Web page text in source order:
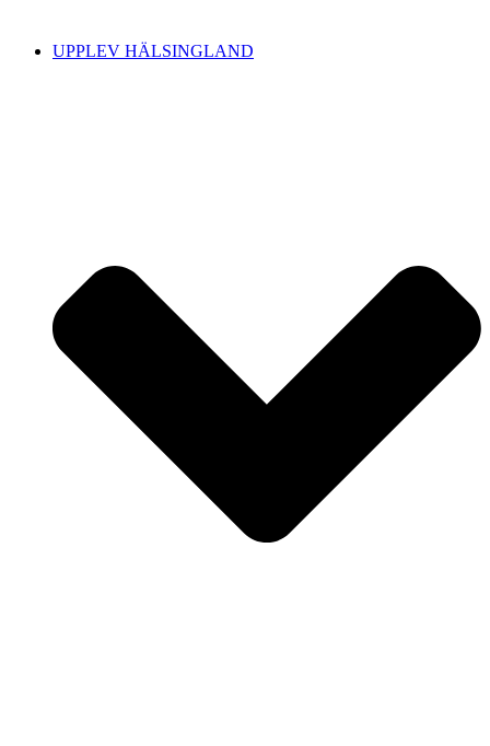
UPPLEV HÄLSINGLAND